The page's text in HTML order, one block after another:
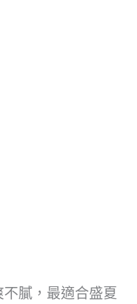
膩，最適合盛夏